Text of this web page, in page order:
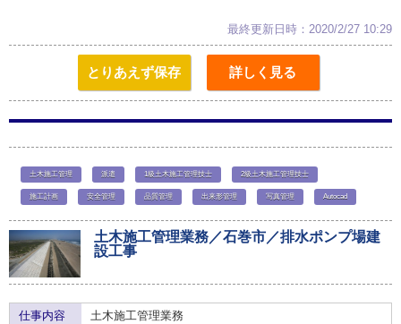
最終更新日時：2020/2/27 10:29
とりあえず保存 詳しく見る
土木施工管理 派遣 1級土木施工管理技士 2級土木施工管理技士
施工計画 安全管理 品質管理 出来形管理 写真管理 Autocad
土木施工管理業務／石巻市／排水ポンプ場建
設工事
仕事内容 土木施工管理業務